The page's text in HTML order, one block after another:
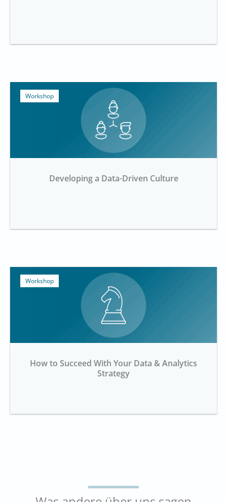
Workshop
Developing a Data-Driven Culture
Workshop
How to Succeed With Your Data & Analytics
Strategy